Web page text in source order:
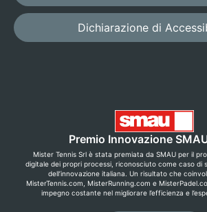
Dichiarazione di
Premio Innovazione
Mister Tennis Srl è stata premiata da SMAU per il
digitale dei propri processi, riconosciuto come caso di
dell’innovazione italiana. Un risultato che
MisterTennis.com, MisterRunning.com e
impegno costante nel migliorare l’efficienza e